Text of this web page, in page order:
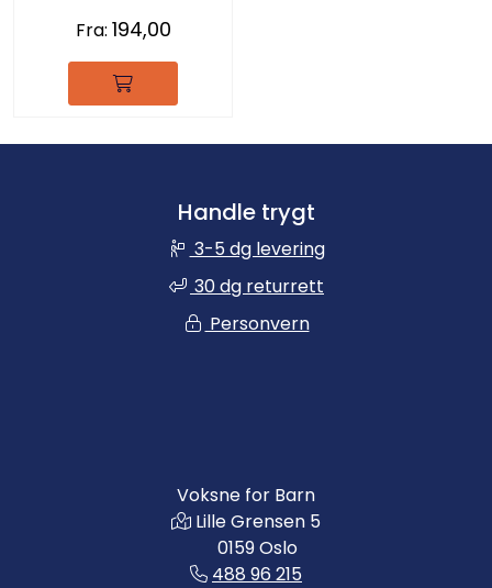
Fra: 194,00
Voksne for Barn
Lille Grensen 5
0159 Oslo
488 96 215
Handle trygt
3-5 dg levering
30 dg returrett
Personvern